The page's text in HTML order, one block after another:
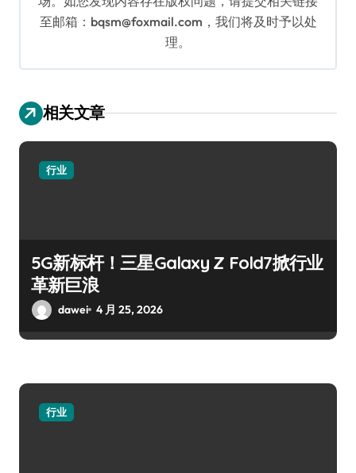
至邮箱：bqsm@foxmail.com，我们将及时予以处
理。
相关文章
行业
5G新标杆！三星Galaxy Z Fold7掀行业
革新巨浪
dawei 4 月 25, 2026
行业